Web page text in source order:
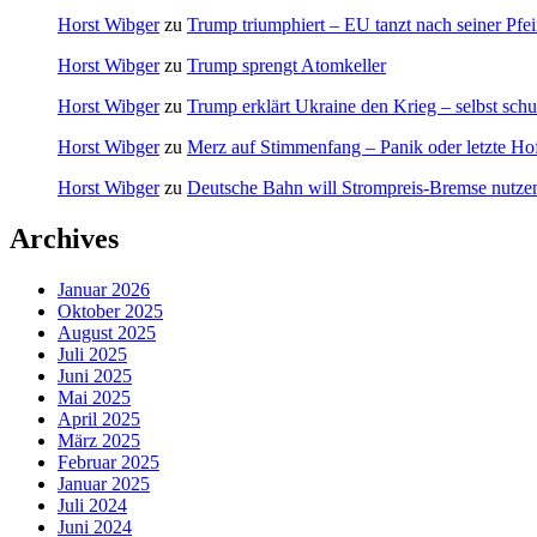
Horst Wibgerzu Trump triumphiert – EU tanzt nach seiner
Horst Wibgerzu Trump sprengt Atomkeller
Horst Wibgerzu Trump erklärt Ukraine den Krieg – selbst
Horst Wibgerzu Merz auf Stimmenfang – Panik oder letzte
Horst Wibgerzu Deutsche Bahn will Strompreis-Bremse
Archives
Januar 2026
Oktober 2025
August 2025
Juli 2025
Juni 2025
Mai 2025
April 2025
März 2025
Februar 2025
Januar 2025
Juli 2024
Juni 2024